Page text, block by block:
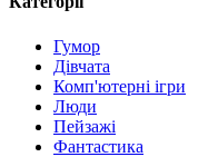
Гумор
Дівчата
Комп'ютерні ігри
Люди
Пейзажі
Фантастика